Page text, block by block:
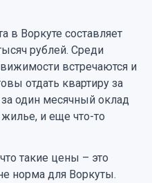
в Воркуте составляет
рублей. Среди
встречаются и
отдать квартиру за
за один месячный оклад
и еще что-то
такие цены – это
норма для Воркуты.